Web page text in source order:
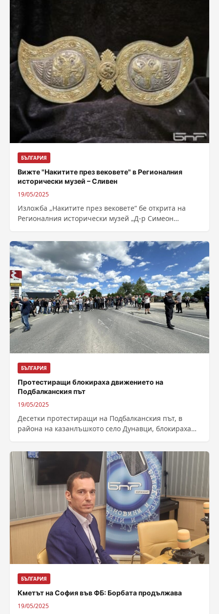
БЪЛГАРИЯ
Вижте "Накитите през вековете" в Регионалния
исторически музей – Сливен
19/05/2025
Изложба „Накитите през вековете“ бе открита на
Регионалния исторически музей „Д-р Симеон
образци...
БЪЛГАРИЯ
Протестиращи блокираха движението на
Подбалканския път
19/05/2025
Десетки протестиращи на Подбалканския път, в
района на казанлъшкото село Дунавци, блокираха
https://bnr.bg/post/102158675
БЪЛГАРИЯ
Кметът на София във ФБ: Борбата продължава
19/05/2025